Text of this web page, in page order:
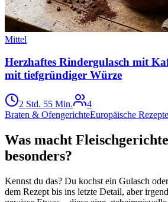
Mittel
Herzhaftes Rindergulasch mit
mit tiefgründiger Würze
2 Std. 55 Min.
4
Braten & OfengerichteEuropäische Rezepte
Was macht
besonders?
Kennst du das? Du kochst ein Gulasch
dem Rezept bis ins letzte Detail, aber